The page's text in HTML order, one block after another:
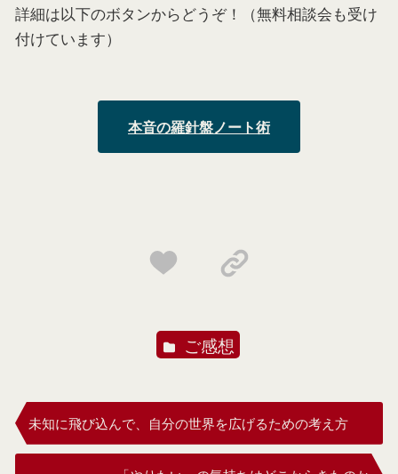
詳細は以下のボタンからどうぞ！（無料相談会も受け
付けています）
本音の羅針盤ノート術
ご感想
未知に飛び込んで、自分の世界を広げるための考え方